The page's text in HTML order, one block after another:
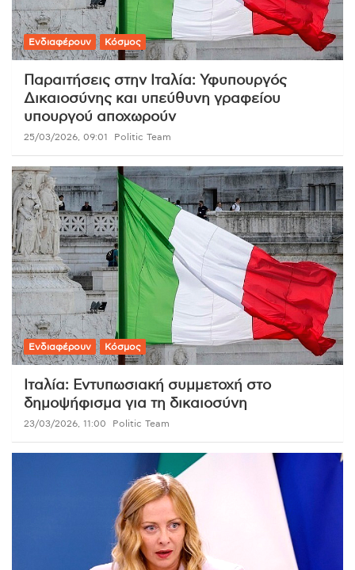
Ενδιαφέρουν Κόσμος
Παραιτήσεις στην Ιταλία: Υφυπουργός
Δικαιοσύνης και υπεύθυνη γραφείου
υπουργού αποχωρούν
25/03/2026, 09:01 Politic Team
Ενδιαφέρουν Κόσμος
Ιταλία: Εντυπωσιακή συμμετοχή στο
δημοψήφισμα για τη δικαιοσύνη
23/03/2026, 11:00 Politic Team